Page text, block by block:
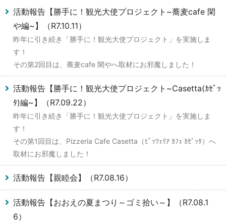
活動報告【勝手に！観光大使プロジェクト~蕎麦cafe 閑
や編~】（R7.10.11）
昨年に引き続き「勝手に！観光大使プロジェクト」を実施しま
す！
その第2回目は、蕎麦cafe 閑やへ取材にお邪魔しました！
活動報告【勝手に！観光大使プロジェクト~Casetta(ｶｾﾞｯ
ﾀ)編~】（R7.09.22）
昨年に引き続き「勝手に！観光大使プロジェクト」を実施しま
す！
その第1回目は、Pizzeria Cafe Casetta（ﾋﾟｯﾂｪﾘｱ ｶﾌｪ ｶｾﾞｯﾀ）へ
取材にお邪魔しました！
活動報告【親睦会】（R7.08.16）
活動報告【おおえの夏まつり～ゴミ拾い～】（R7.08.1
6）